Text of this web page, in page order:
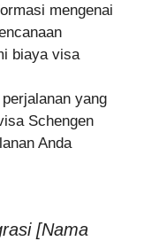
mengenai
biaya visa
yang
Schengen
Anda
[Nama